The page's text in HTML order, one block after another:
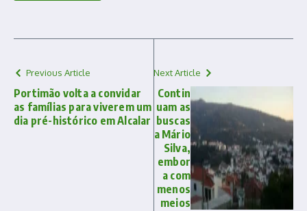
Previous Article
Portimão volta a convidar
as famílias para viverem um
dia pré-histórico em Alcalar
Next Article
Contin
uam as
buscas
a Mário
Silva,
embor
a com
menos
meios